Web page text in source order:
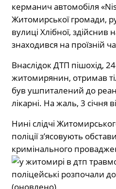
керманич автомобіля
Житомирської громади,
вулиці Хлібної, здійснив
знаходився на проїзній
Внаслідок ДТП пішохід,
житомирянин, отримав
був ушпиталений до
лікарні. На жаль, 3 січня
Нині слідчі
поліції з’ясовують
кримінального